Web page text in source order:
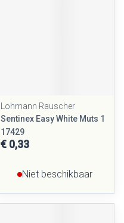
Lohmann Rauscher
Sentinex Easy White Muts 1
17429
€ 0,33
Niet beschikbaar